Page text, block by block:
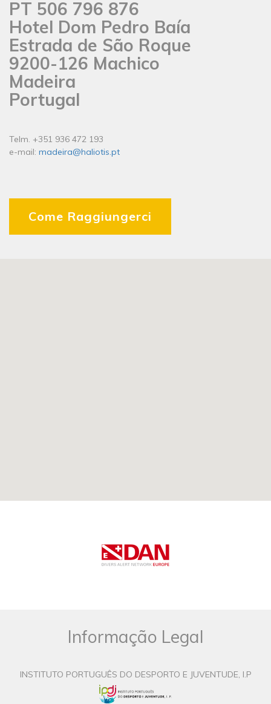
PT 506 796 876
Hotel Dom Pedro Baía
Estrada de São Roque
9200-126 Machico
Madeira
Portugal
Telm. +351 936 472 193
e-mail: madeira@haliotis.pt
Come Raggiungerci
Informação Legal
INSTITUTO PORTUGUÊS DO DESPORTO E JUVENTUDE, I.P